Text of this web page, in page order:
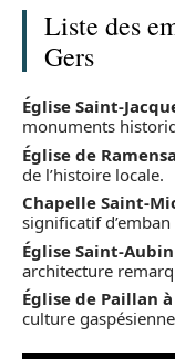
Liste des
Gers
Église Saint-
monuments
Église de
de l’histoire locale.
Chapelle Saint-
significatif d’emban
Église Saint-
architecture
Église de Paillan à
culture